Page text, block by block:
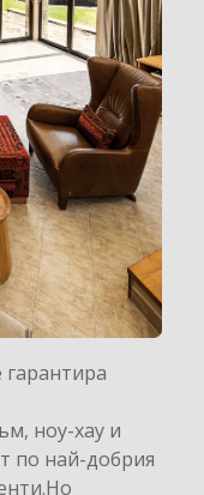
гарантира
ноу-хау и
по най-добрия